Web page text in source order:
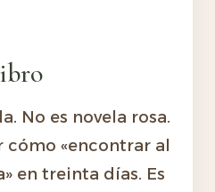
No es novela rosa.
cómo «encontrar al
en treinta días. Es